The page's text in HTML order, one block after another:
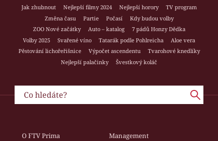
Jak zhubnout Nejlepší filmy 2024 Nejlepší horory
TV program
Změna času
Partie Počasí
Kdy budou volby
ZOO Nové začátky
Auto – katalog
7 pádů Honzy Dědka
Volby 2025
Svařené víno Tatarák podle Pohlreicha
Aloe vera
Pěstování lichořeřišnice
Výpočet ascendentu
Tvarohové knedlíky
Nejlepší palačinky
Švestkový koláč
O FTV Prima
Management